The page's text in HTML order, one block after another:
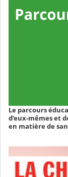
Le parcours
d’eux-mêmes et
en matière de